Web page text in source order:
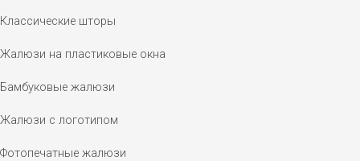
Классические шторы
Жалюзи на пластиковые окна
Бамбуковые жалюзи
Жалюзи с логотипом
Фотопечатные жалюзи